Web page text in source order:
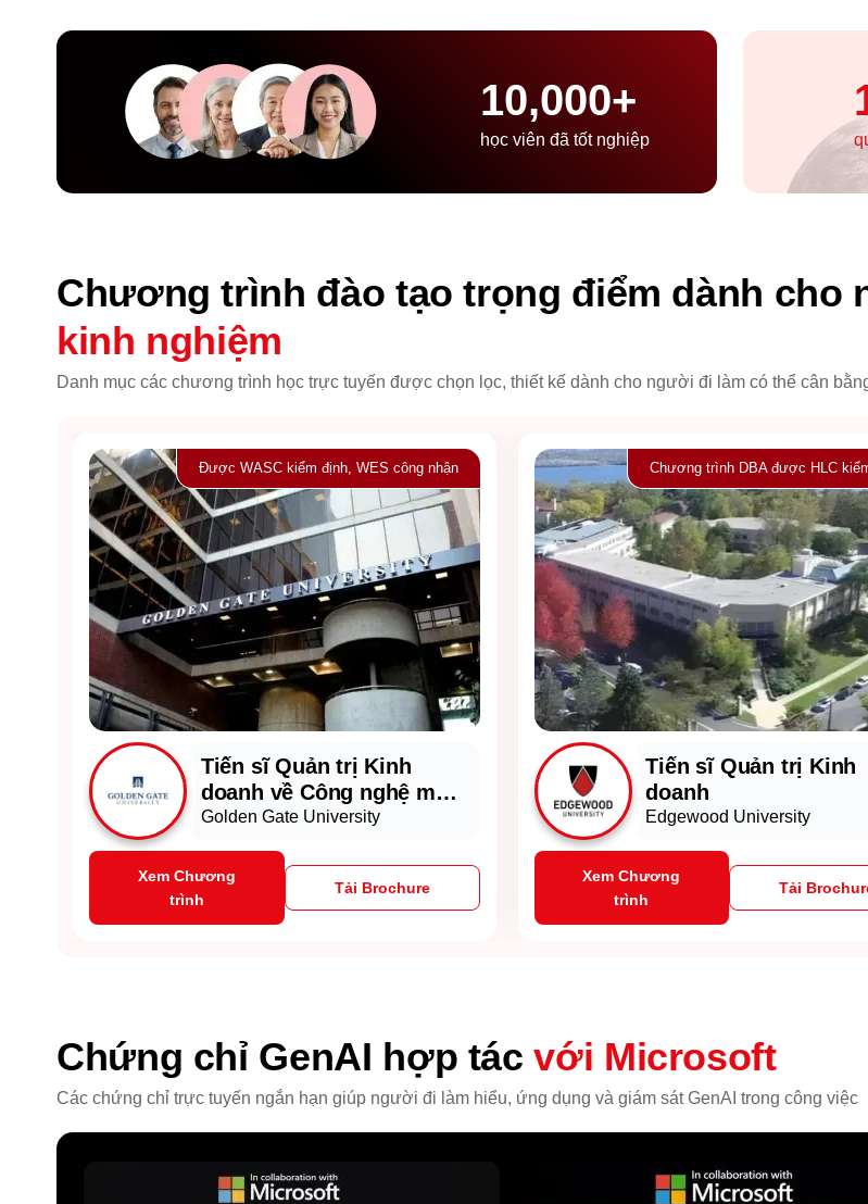
10,000+
học viên đã tốt nghiệp
Chương trình đào tạo trọng điểm dành cho
kinh nghiệm
Danh mục các chương trình học trực tuyến được chọn lọc, thiết kế dành cho người đi làm có thể cân
Được WASC kiểm định, WES công nhận
Tiến sĩ Quản trị Kinh
doanh về Công nghệ mới
nổi chuyên ngành AI tạo
Golden Gate University
Tải Brochure
Xem Chương
trình
Chương trình DBA được HLC
Tiến sĩ Quản trị Kinh
doanh
Edgewood University
Tải
Xem Chương
trình
Chứng chỉ GenAI hợp tácvới Microsoft
Các chứng chỉ trực tuyến ngắn hạn giúp người đi làm hiểu, ứng dụng và giám sát GenAI trong công việc